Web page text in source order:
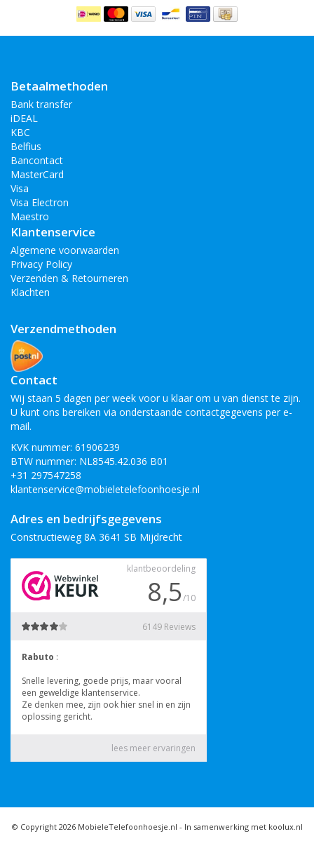
Betaalmethoden
Bank transfer
iDEAL
KBC
Belfius
Bancontact
MasterCard
Visa
Visa Electron
Maestro
Klantenservice
Algemene voorwaarden
Privacy Policy
Verzenden & Retourneren
Klachten
Verzendmethoden
Contact
Wij staan 5 dagen per week voor u klaar om u van dienst te zijn.
U kunt ons bereiken via onderstaande contactgegevens per e-
mail.
KVK nummer: 61906239
BTW nummer: NL8545.42.036 B01
+31 297547258
klantenservice@mobieletelefoonhoesje.nl
Adres en bedrijfsgegevens
Constructieweg 8A 3641 SB Mijdrecht
© Copyright 2026 MobieleTelefoonhoesje.nl - In samenwerking met koolux.nl